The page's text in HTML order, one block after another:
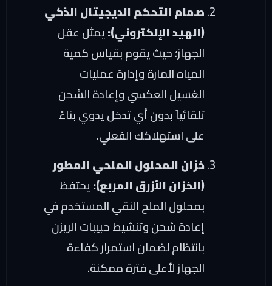
صمام التحكم الديجيتال الذكي
(الهيد الإلكتروني):يمثل عقل
الجهاز؛ حيث يقوم بقياس كمية
المياه المارة وإدارة عمليات
الغسيل العكسي وإعادة الشحن
تلقائياً بدون أي تدخل يدوي بناءً
على استهلاكك الفعلي.
خزان المحلول الملحي المطور
(الخزان الأزرق المربع):يحتفظ
بمحلول الملح النقي المستخدم في
إعادة شحن وتنشيط حبيبات الريزن
بانتظام لضمان استمرار كفاءة
الجهاز لأعلى فترة ممكنة.